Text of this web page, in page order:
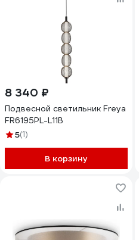
8 340 ₽
Подвесной светильник Freya
FR6195PL-L11B
5(1)
В корзину